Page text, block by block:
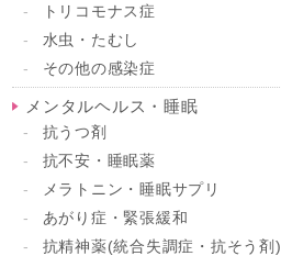
トリコモナス症
水虫・たむし
その他の感染症
メンタルヘルス・睡眠
抗うつ剤
抗不安・睡眠薬
メラトニン・睡眠サプリ
あがり症・緊張緩和
抗精神薬(統合失調症・抗そう剤)